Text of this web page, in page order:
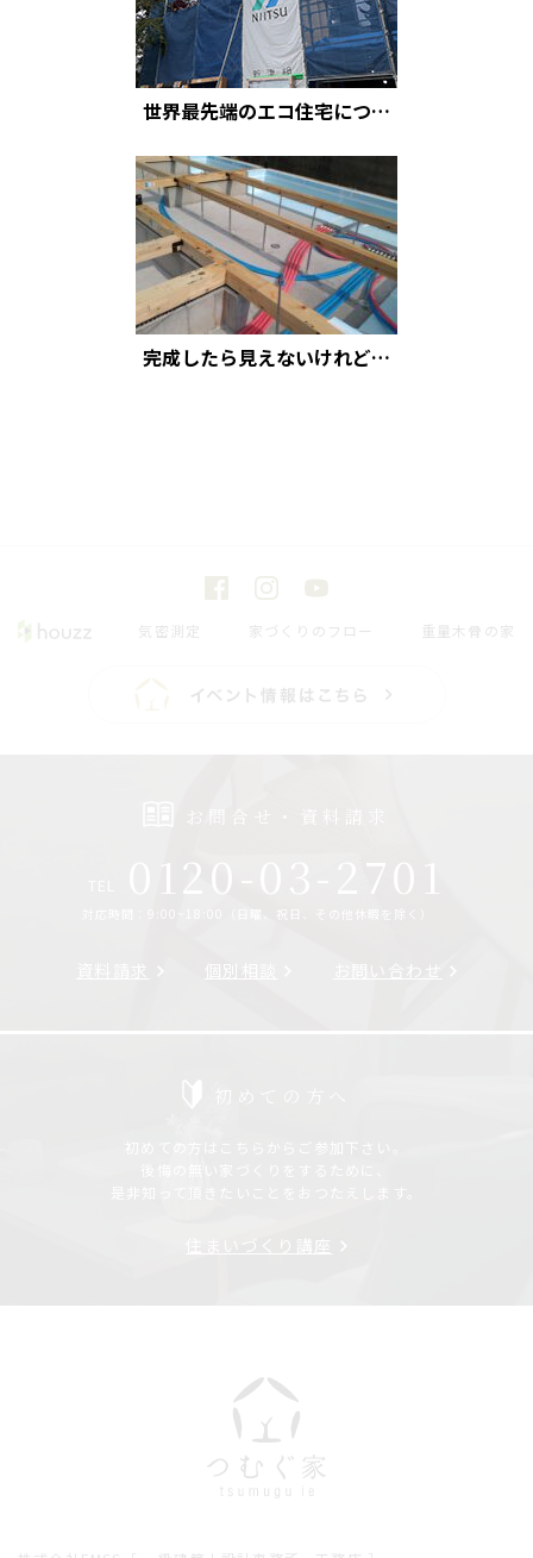
世界最先端のエコ住宅につ…
完成したら見えないけれど…
気密測定 家づくりのフロー 重量木骨の家
お問合せ・資料請求
0120-03-2701
対応時間：9:00~18:00（日曜、祝日、その他休暇を除く）
個別相談 お問い合わせ